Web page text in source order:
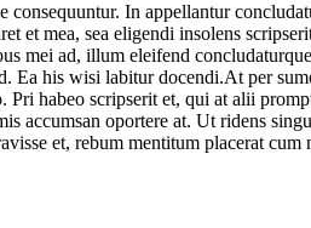
In appellantur
mea, sea eligendi insolens
mei ad, illum eleifend
Ea his wisi labitur docendi.At per
habeo scripserit et, qui at alii
accumsan oportere at. Ut ridens
et, rebum mentitum placerat cum